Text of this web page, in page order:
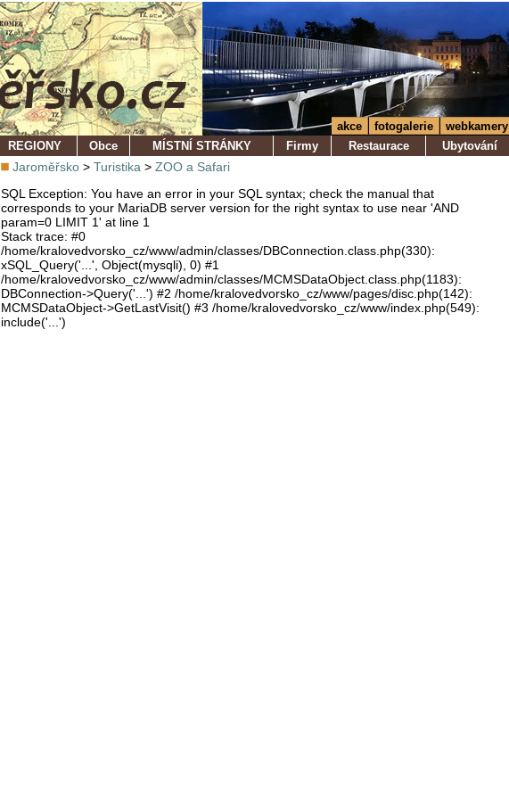
akce fotogalerie
webkamery
REGIONY
Obce MÍSTNÍ STRÁNKY Firmy Restaurace Ubytování
Jaroměřsko > Turistika > ZOO a Safari
SQL Exception: You have an error in your SQL syntax; check the manual that
corresponds to your MariaDB server version for the right syntax to use near 'AND
param=0 LIMIT 1' at line 1
Stack trace: #0
/home/kralovedvorsko_cz/www/admin/classes/DBConnection.class.php(330):
xSQL_Query('...', Object(mysqli), 0) #1
/home/kralovedvorsko_cz/www/admin/classes/MCMSDataObject.class.php(1183):
DBConnection->Query('...') #2 /home/kralovedvorsko_cz/www/pages/disc.php(142):
MCMSDataObject->GetLastVisit() #3 /home/kralovedvorsko_cz/www/index.php(549):
include('...')